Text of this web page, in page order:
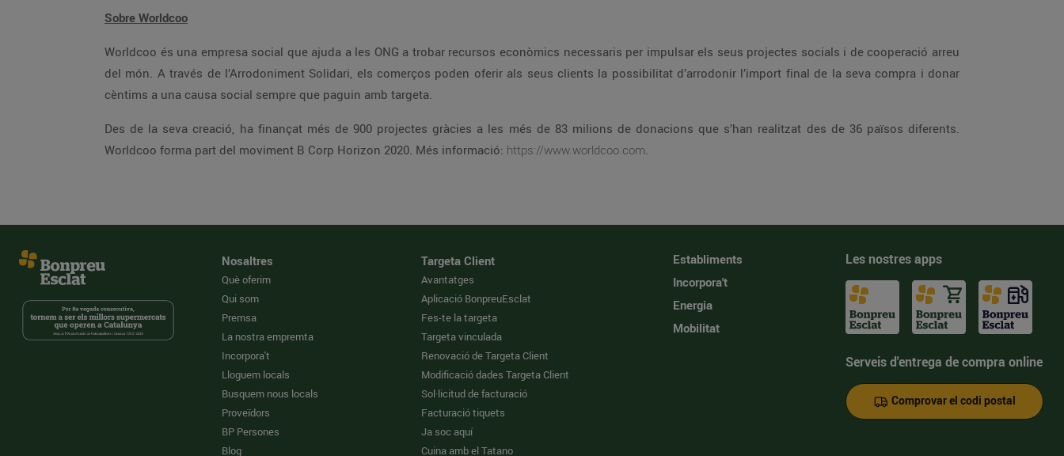
Sobre Worldcoo
Worldcoo és una empresa social que ajuda a les ONG a trobar recursos econòmics necessaris per impulsar els seus projectes socials i de cooperació arreu
del món. A través de l’Arrodoniment Solidari, els comerços poden oferir als seus clients la possibilitat d’arrodonir l’import final de la seva compra i donar
cèntims a una causa social sempre que paguin amb targeta.
Des de la seva creació, ha finançat més de 900 projectes gràcies a les més de 83 milions de donacions que s’han realitzat des de 36 països diferents.
Worldcoo forma part del moviment B Corp Horizon 2020. Més informació: https://www.worldcoo.com.
Nosaltres
Què oferim
Qui som
Premsa
La nostra empremta
Incorpora't
Lloguem locals
Busquem nous locals
Proveïdors
BP Persones
Blog
Targeta Client
Avantatges
Aplicació BonpreuEsclat
Fes-te la targeta
Targeta vinculada
Renovació de Targeta Client
Modificació dades Targeta Client
Sol·licitud de facturació
Facturació tiquets
Ja soc aquí
Cuina amb el Tatano
Establiments
Incorpora't
Energia
Mobilitat
Les nostres apps
Serveis d'entrega de compra online
Comprovar el codi postal